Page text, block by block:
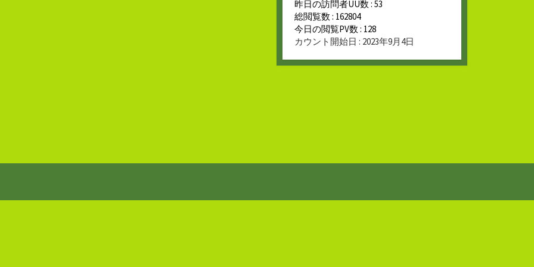
昨日の訪問者UU数 : 53
総閲覧数 : 162804
今日の閲覧PV数 : 128
カウント開始日 : 2023年9月4日